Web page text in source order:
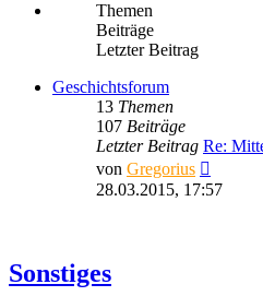
Themen
Beiträge
Letzter Beitrag
Geschichtsforum
13 Themen
107 Beiträge
Letzter Beitrag Re:
von Gregorius
Beitrag
28.03.2015, 17:57
Sonstiges